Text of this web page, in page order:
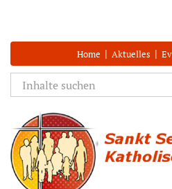
Home | Aktuelles |